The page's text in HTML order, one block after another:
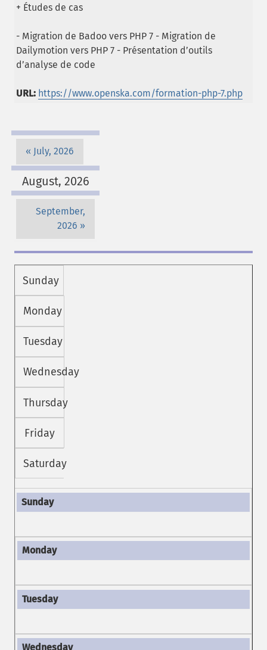
+ Études de cas
- Migration de Badoo vers PHP 7 - Migration de
Dailymotion vers PHP 7 - Présentation d’outils
d’analyse de code
URL: https://www.openska.com/formation-php-7.php
July, 2026
August, 2026
September,
2026
Sunday
Monday
Tuesday
Wednesday
Thursday
Friday
Saturday